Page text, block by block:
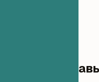
Ключевые